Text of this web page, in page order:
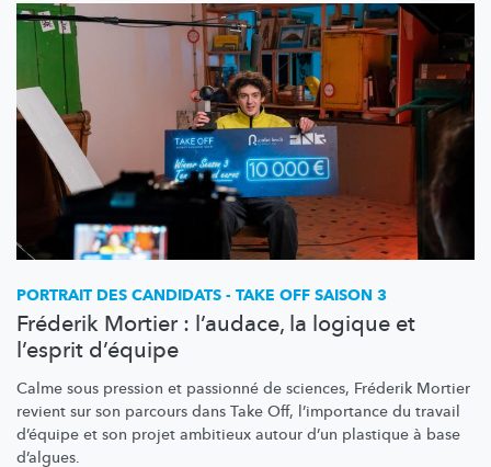
PORTRAIT DES CANDIDATS - TAKE OFF SAISON 3
Fréderik Mortier : l’audace, la logique et
l’esprit d’équipe
Calme sous pression et passionné de sciences, Fréderik Mortier
revient sur son parcours dans Take Off, l’importance du travail
d’équipe et son projet ambitieux autour d’un plastique à base
d’algues.